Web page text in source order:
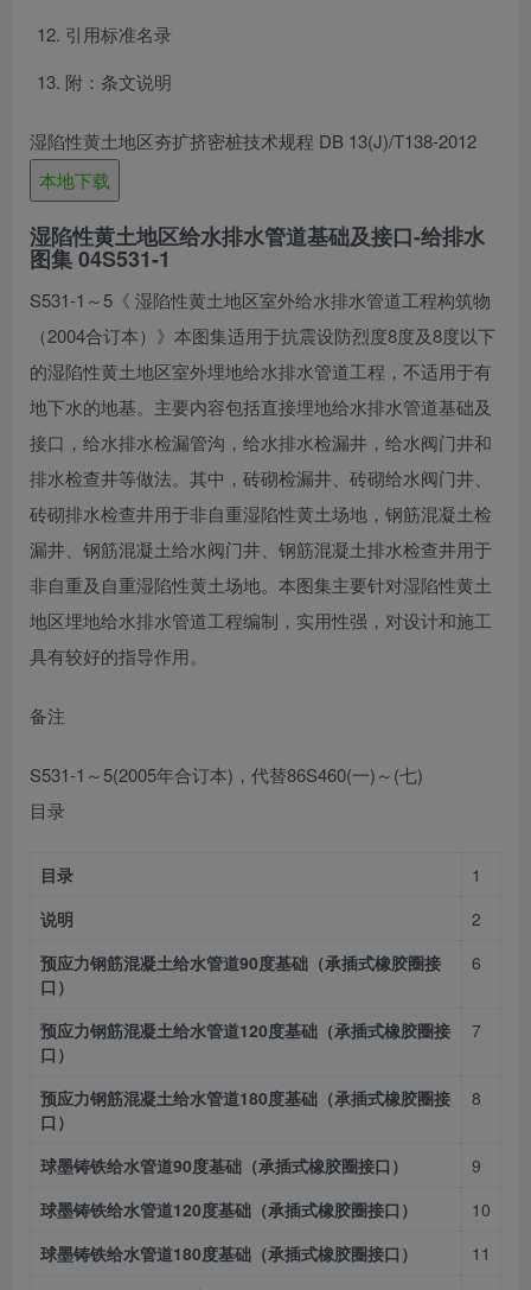
引用标准名录
附：条文说明
湿陷性黄土地区夯扩挤密桩技术规程 DB 13(J)/T138-2012
本地下载
湿陷性黄土地区给水排水管道基础及接口-给排水
图集 04S531-1
S531-1～5《 湿陷性黄土地区室外给水排水管道工程构筑物
（2004合订本）》本图集适用于抗震设防烈度8度及8度以下
的湿陷性黄土地区室外埋地给水排水管道工程，不适用于有
地下水的地基。主要内容包括直接埋地给水排水管道基础及
接口，给水排水检漏管沟，给水排水检漏井，给水阀门井和
排水检查井等做法。其中，砖砌检漏井、砖砌给水阀门井、
砖砌排水检查井用于非自重湿陷性黄土场地，钢筋混凝土检
漏井、钢筋混凝土给水阀门井、钢筋混凝土排水检查井用于
非自重及自重湿陷性黄土场地。本图集主要针对湿陷性黄土
地区埋地给水排水管道工程编制，实用性强，对设计和施工
具有较好的指导作用。
备注
S531-1～5(2005年合订本)，代替86S460(一)～(七)
目录
目录
1
说明
2
预应力钢筋混凝土给水管道90度基础（承插式橡胶圈接
口）
6
预应力钢筋混凝土给水管道120度基础（承插式橡胶圈接
口）
7
预应力钢筋混凝土给水管道180度基础（承插式橡胶圈接
口）
8
球墨铸铁给水管道90度基础（承插式橡胶圈接口）
9
球墨铸铁给水管道120度基础（承插式橡胶圈接口）
10
球墨铸铁给水管道180度基础（承插式橡胶圈接口）
11